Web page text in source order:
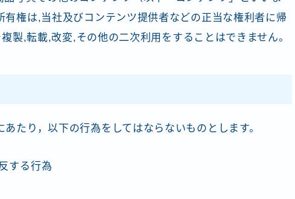
有権は,当社及びコンテンツ提供者などの正当な権利者に帰
製,転載,改変,その他の二次利用をすることはできません。
たり，以下の行為をしてはならないものとします。
する行為